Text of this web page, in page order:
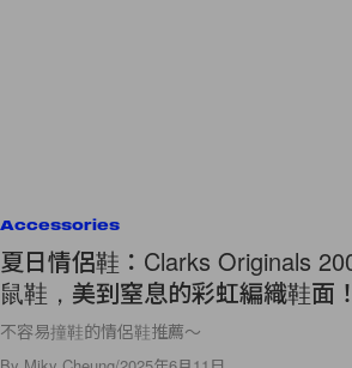
Accessories
夏日情侶鞋：Clarks Originals
鼠鞋，美到窒息的彩虹編織鞋面！
不容易撞鞋的情侶鞋推薦～